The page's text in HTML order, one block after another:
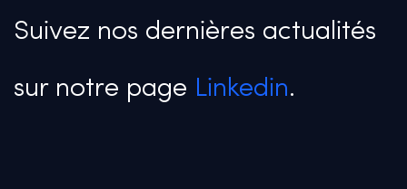
Suivez nos dernières actualités
sur notre page Linkedin.